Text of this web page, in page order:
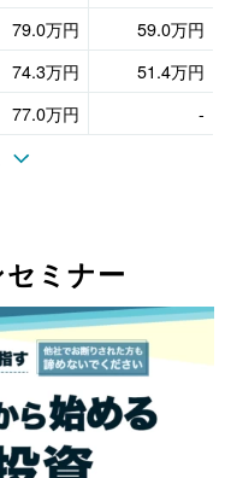
79.0万円
59.0万円
74.3万円
51.4万円
77.0万円
-
ミナー